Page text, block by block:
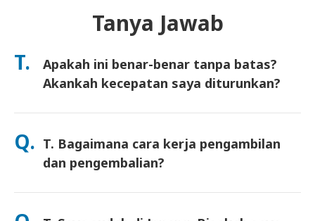
Tanya Jawab
T.
Apakah ini benar-benar tanpa batas?
Akankah kecepatan saya diturunkan?
Ya. Ini benar-benar tanpa batas dan kami tidak menerapkan
kecepatan buatan. Anda dapat menggunakan data sebanyak
yang Anda mau, sepanjang hari. (Seperti jaringan seluler
lainnya, kepadatan operator sementara dapat memengaruhi
Q. T. Bagaimana cara kerja pengambilan
dan pengembalian?
Ambil di bandara utama, atau pilih pengiriman ke hotel/rumah